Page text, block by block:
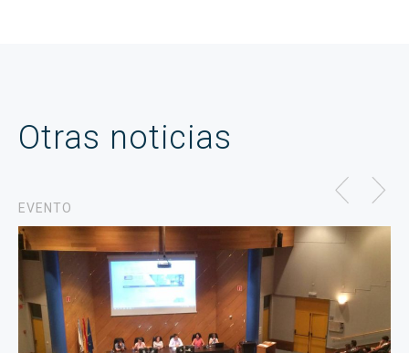
Otras noticias
EVENTO